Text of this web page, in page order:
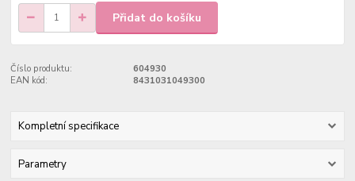
Přidat do košíku
Číslo produktu:
604930
EAN kód:
8431031049300
Kompletní specifikace
Parametry